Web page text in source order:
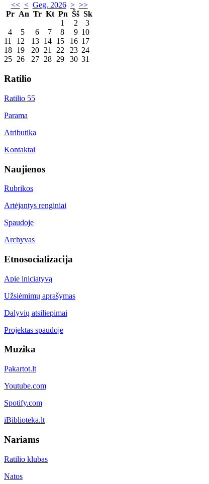
<< < Geg. 2026 > >>
Pr An Tr Kt Pn Šš Sk
1
2
3
4
5 6 7 8 9 10
11
12 13 14 15 16 17
18 19 20 21 22 23 24
25 26 27 28 29 30 31
Ratilio
Ratilio 55
Parama
Atributika
Kontaktai
Naujienos
Rubrikos
Artėjantys renginiai
Spaudoje
Archyvas
Etnosocializacija
Apie iniciatyvą
Užsiėmimų aprašymas
Dalyvių atsiliepimai
Projektas spaudoje
Muzika
Pakartot.lt
Youtube.com
Spotify.com
iBiblioteka.lt
Nariams
Ratilio klubas
Natos